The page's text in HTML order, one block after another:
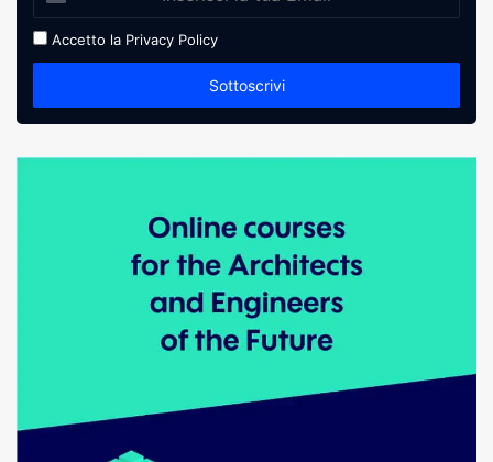
Accetto la Privacy Policy